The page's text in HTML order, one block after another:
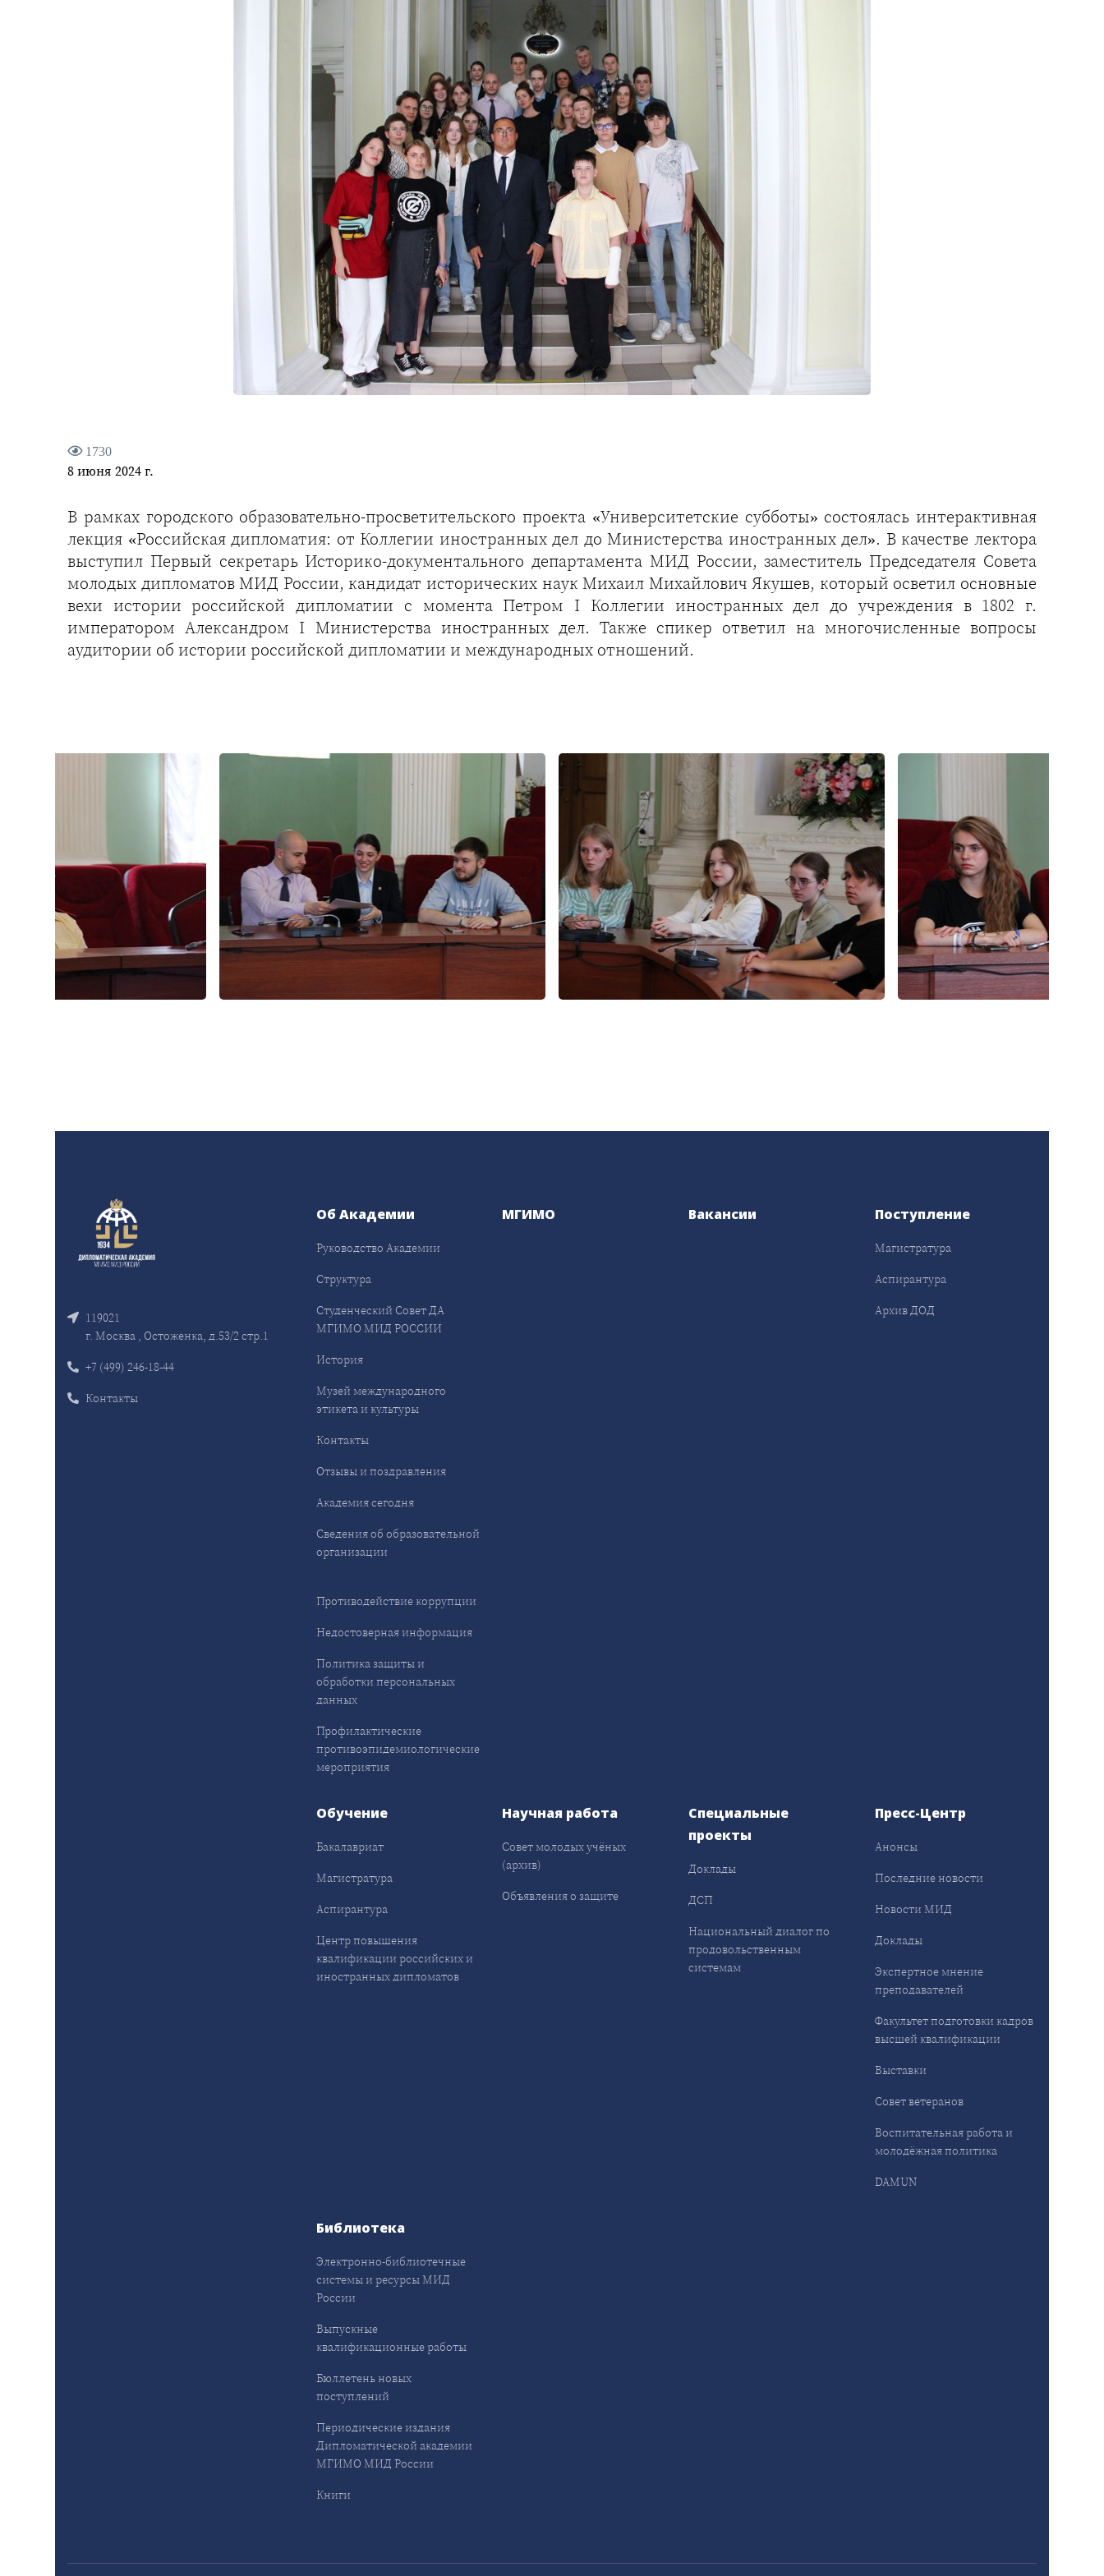
1730
8 июня 2024 г.
В рамках городского образовательно-просветительского проекта «Университетские субботы» состоялась интерактивная
лекция «Российская дипломатия: от Коллегии иностранных дел до Министерства иностранных дел». В качестве лектора
выступил Первый секретарь Историко-документального департамента МИД России, заместитель Председателя Совета
молодых дипломатов МИД России, кандидат исторических наук Михаил Михайлович Якушев, который осветил основные
вехи истории российской дипломатии с момента Петром I Коллегии иностранных дел до учреждения в 1802 г.
императором Александром I Министерства иностранных дел. Также спикер ответил на многочисленные вопросы
аудитории об истории российской дипломатии и международных отношений.
119021
г. Москва , Остоженка, д.53/2 стр.1
+7 (499) 246-18-44
Контакты
Об Академии
Руководство Академии
Структура
Студенческий Совет ДА
МГИМО МИД РОССИИ
История
Музей международного
этикета и культуры
Контакты
Отзывы и поздравления
Академия сегодня
Сведения об образовательной
организации
Противодействие коррупции
Недостоверная информация
Политика защиты и
обработки персональных
данных
Профилактические
противоэпидемиологические
мероприятия
МГИМО Вакансии Поступление
Магистратура
Аспирантура
Архив ДОД
Обучение
Бакалавриат
Магистратура
Аспирантура
Центр повышения
квалификации российских и
иностранных дипломатов
Научная работа
Совет молодых учёных
(архив)
Объявления о защите
Специальные
проекты
Доклады
ДСП
Национальный диалог по
продовольственным
системам
Пресс-Центр
Анонсы
Последние новости
Новости МИД
Доклады
Экспертное мнение
преподавателей
Факультет подготовки кадров
высшей квалификации
Выставки
Совет ветеранов
Воспитательная работа и
молодёжная политика
DAMUN
Библиотека
Электронно-библиотечные
системы и ресурсы МИД
России
Выпускные
квалификационные работы
Бюллетень новых
поступлений
Периодические издания
Дипломатической академии
МГИМО МИД России
Книги